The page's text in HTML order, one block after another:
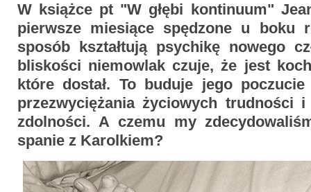
W książce pt "W głębi kontinuum"
pierwsze miesiące spędzone u boku
sposób kształtują psychikę nowego
bliskości niemowlak czuje, że jest
które dostał. To buduje jego
przezwyciężania życiowych trudności i
zdolności. A czemu my
spanie z Karolkiem?